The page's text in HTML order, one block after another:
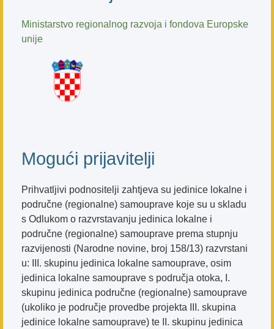
Ministarstvo regionalnog razvoja i fondova Europske
unije
Mogući prijavitelji
Prihvatljivi podnositelji zahtjeva su jedinice lokalne i
područne (regionalne) samouprave koje su u skladu
s Odlukom o razvrstavanju jedinica lokalne i
područne (regionalne) samouprave prema stupnju
razvijenosti (Narodne novine, broj 158/13) razvrstani
u: III. skupinu jedinica lokalne samouprave, osim
jedinica lokalne samouprave s područja otoka, I.
skupinu jedinica područne (regionalne) samouprave
(ukoliko je područje provedbe projekta III. skupina
jedinice lokalne samouprave) te II. skupinu jedinica